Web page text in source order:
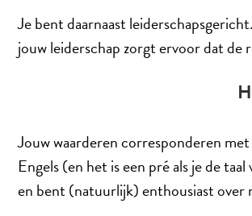
Je bent daarnaast
jouw leiderschap zorgt ervoor dat de
Jouw waarderen corresponderen
Engels (en het is een pré als je de
en bent (natuurlijk) enthousiast over